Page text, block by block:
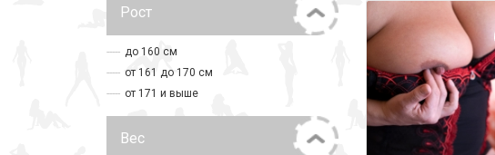
Рост
до 160 см
от 161 до 170 см
от 171 и выше
Вес